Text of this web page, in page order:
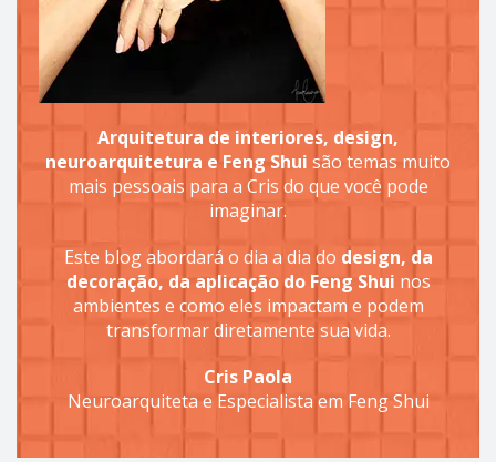
Arquitetura de interiores, design,
neuroarquitetura e Feng Shui são temas muito
mais pessoais para a Cris do que você pode
imaginar.
Este blog abordará o dia a dia do design, da
decoração, da aplicação do Feng Shui nos
ambientes e como eles impactam e podem
transformar diretamente sua vida.
Cris Paola
Neuroarquiteta e Especialista em Feng Shui